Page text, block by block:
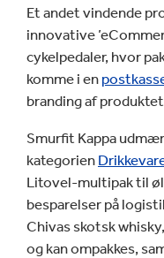
Et andet vindende
innovative
cykelpedaler, hvor
komme i en
branding af
Smurfit Kappa
kategorien
Litovel-multipak til
besparelser på
Chivas skotsk
og kan ompakkes,